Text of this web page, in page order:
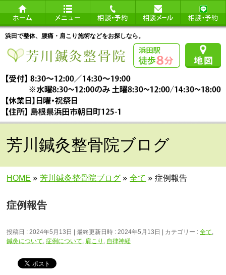
浜田で整体、腰痛・肩こり施術などをお探しなら。
芳川鍼灸整骨院ブログ
HOME » 芳川鍼灸整骨院ブログ » 全て » 症例報告
症例報告
投稿日 : 2024年5月13日 最終更新日時 : 2024年5月13日 カテゴリー :全て,
鍼灸について,症例について, 肩こり , 自律神経